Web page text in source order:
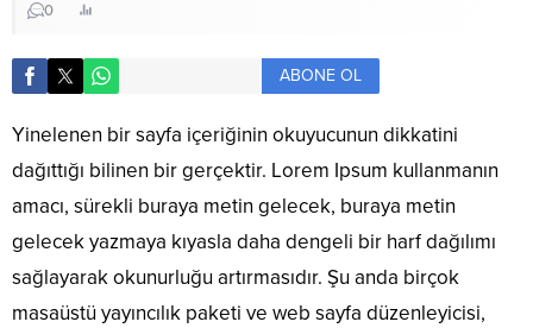
0
ABONE OL
Yinelenen bir sayfa içeriğinin okuyucunun dikkatini
dağıttığı bilinen bir gerçektir. Lorem Ipsum kullanmanın
amacı, sürekli buraya metin gelecek, buraya metin
gelecek yazmaya kıyasla daha dengeli bir harf dağılımı
sağlayarak okunurluğu artırmasıdır. Şu anda birçok
masaüstü yayıncılık paketi ve web sayfa düzenleyicisi,